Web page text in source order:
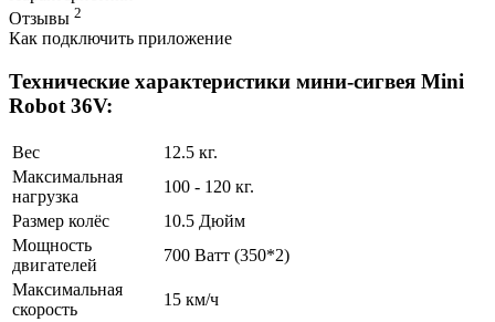
Отзывы 2
Как подключить приложение
Технические характеристики мини-сигвея Mini
Robot 36V:
Вес
12.5 кг.
Максимальная
нагрузка
100 - 120 кг.
Размер колёс
10.5 Дюйм
Мощность
двигателей
700 Ватт (350*2)
Максимальная
скорость
15 км/ч